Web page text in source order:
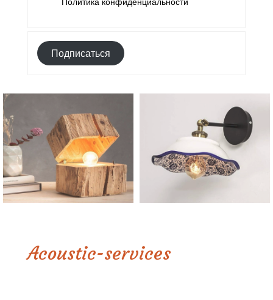
Подписаться
Acoustic-services